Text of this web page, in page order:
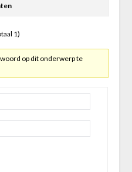
1)
op dit onderwerp te